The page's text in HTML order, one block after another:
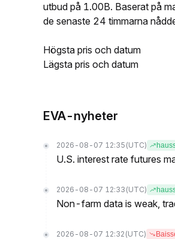
utbud på 1.00B. Baserat på
de senaste 24 timmarna
Högsta pris och datum
Lägsta pris och datum
EVA-nyheter
2026-08-07 12:35 (UTC)
U.S. interest rate futures
2026-08-07 12:33 (UTC)
Non-farm data is weak,
2026-08-07 12:32 (UTC)